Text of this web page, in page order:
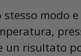
modo
un risultato